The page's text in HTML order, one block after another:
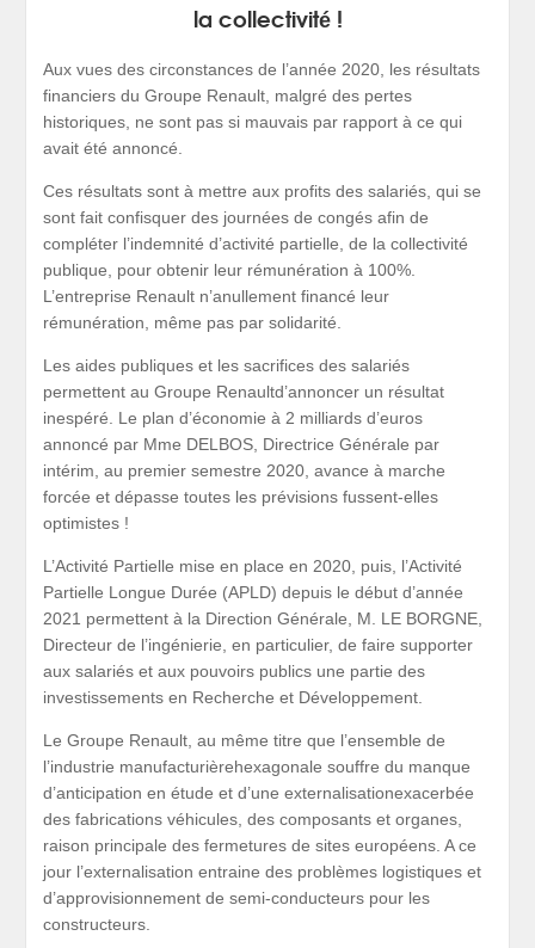
la collectivité !
Aux vues des circonstances de l’année 2020, les résultats
financiers du Groupe Renault, malgré des pertes
historiques, ne sont pas si mauvais par rapport à ce qui
avait été annoncé.
Ces résultats sont à mettre aux profits des salariés, qui se
sont fait confisquer des journées de congés afin de
compléter l’indemnité d’activité partielle, de la collectivité
publique, pour obtenir leur rémunération à 100%.
L’entreprise Renault n’anullement financé leur
rémunération, même pas par solidarité.
Les aides publiques et les sacrifices des salariés
permettent au Groupe Renaultd’annoncer un résultat
inespéré. Le plan d’économie à 2 milliards d’euros
annoncé par Mme DELBOS, Directrice Générale par
intérim, au premier semestre 2020, avance à marche
forcée et dépasse toutes les prévisions fussent-elles
optimistes !
L’Activité Partielle mise en place en 2020, puis, l’Activité
Partielle Longue Durée (APLD) depuis le début d’année
2021 permettent à la Direction Générale, M. LE BORGNE,
Directeur de l’ingénierie, en particulier, de faire supporter
aux salariés et aux pouvoirs publics une partie des
investissements en Recherche et Développement.
Le Groupe Renault, au même titre que l’ensemble de
l’industrie manufacturièrehexagonale souffre du manque
d’anticipation en étude et d’une externalisationexacerbée
des fabrications véhicules, des composants et organes,
raison principale des fermetures de sites européens. A ce
jour l’externalisation entraine des problèmes logistiques et
d’approvisionnement de semi-conducteurs pour les
constructeurs.